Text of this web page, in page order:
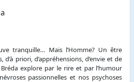
tranquille… Mais l’Homme? Un être
priori, d’appréhensions, d’envie et de
explore par le rire et par l’humour
passionnelles et nos psychoses